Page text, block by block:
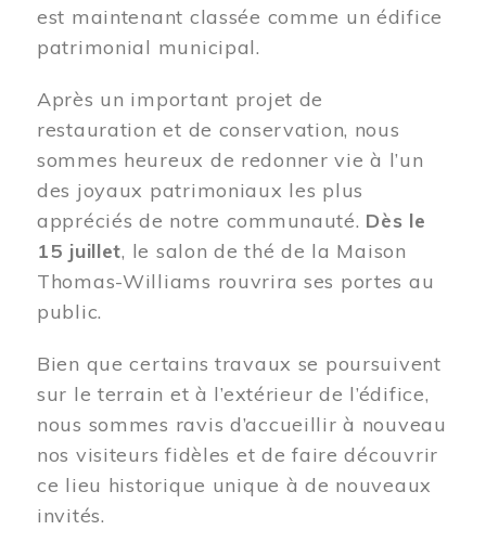
est maintenant classée comme un édifice
patrimonial municipal.
Après un important projet de
restauration et de conservation, nous
sommes heureux de redonner vie à l’un
des joyaux patrimoniaux les plus
appréciés de notre communauté. Dès le
15 juillet, le salon de thé de la Maison
Thomas-Williams rouvrira ses portes au
public.
Bien que certains travaux se poursuivent
sur le terrain et à l’extérieur de l’édifice,
nous sommes ravis d’accueillir à nouveau
nos visiteurs fidèles et de faire découvrir
ce lieu historique unique à de nouveaux
invités.